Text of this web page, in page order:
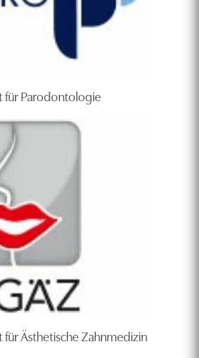
für Parodontologie
für Ästhetische Zahnmedizin